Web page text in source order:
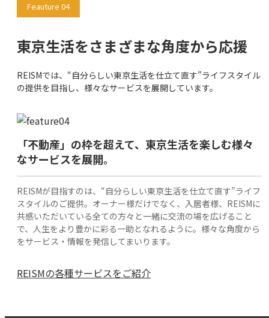
Feauture 04
東京生活をさまざまな角度から応援
REISMでは、“自分らしい東京生活を仕立て直す”ライフスタイル
の提供を目指し、様々なサービスを展開しています。
「不動産」の枠を超えて、東京生活を楽しむ様々
なサービスを展開。
REISMが目指すのは、“自分らしい東京生活を仕立て直す”ライフ
スタイルのご提供。オーナー様だけでなく、入居者様、REISMに
共感いただいている全ての方々と一緒に交流の場を広げること
で、人生をより豊かに彩る一助となれるように。様々な角度から
をサービス・情報を発信してまいります。
REISMの各種サービスをご紹介